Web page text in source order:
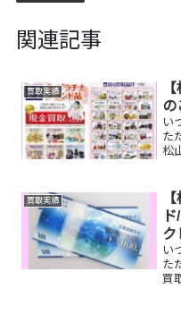
関連記事
買取実績
の
い
た
松
な
買取実績
ク
ま
い
た
買